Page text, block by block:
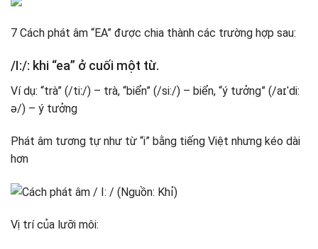
7 Cách phát âm “EA” được chia thành các trường hợp sau:
/I:/: khi “ea” ở cuối một từ.
Ví dụ: “trà” (/tiː/) – trà, “biển” (/si:/) – biển, “ý tưởng” (/aɪˈdi:
ə/) – ý tưởng
Phát âm tương tự như từ “i” bằng tiếng Việt nhưng kéo dài
hơn
Vị trí của lưỡi môi: